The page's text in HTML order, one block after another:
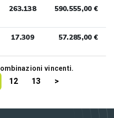
263.138 590.555,00 €
17.309 57.285,00 €
vincenti.
12 13 >